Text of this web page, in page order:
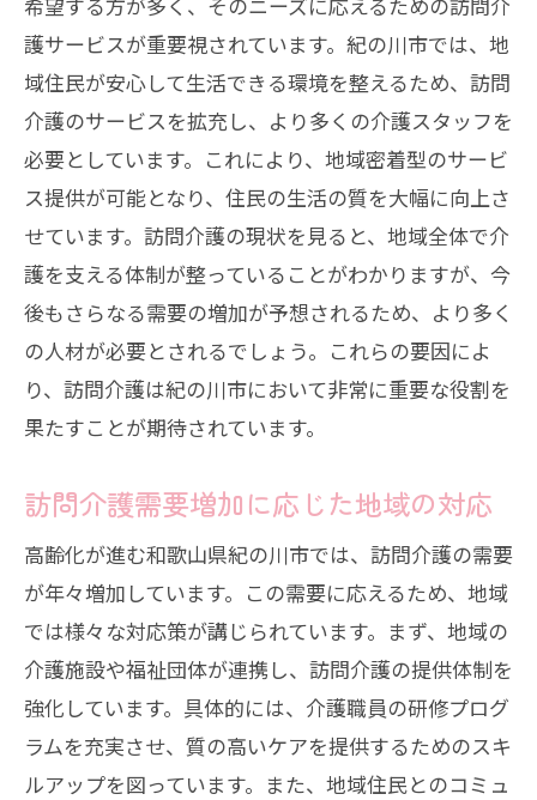
護サービスが重要視されています。紀の川市では、地
域住民が安心して生活できる環境を整えるため、訪問
介護のサービスを拡充し、より多くの介護スタッフを
必要としています。これにより、地域密着型のサービ
ス提供が可能となり、住民の生活の質を大幅に向上さ
せています。訪問介護の現状を見ると、地域全体で介
護を支える体制が整っていることがわかりますが、今
後もさらなる需要の増加が予想されるため、より多く
の人材が必要とされるでしょう。これらの要因によ
り、訪問介護は紀の川市において非常に重要な役割を
果たすことが期待されています。
訪問介護需要増加に応じた地域の対応
高齢化が進む和歌山県紀の川市では、訪問介護の需要
が年々増加しています。この需要に応えるため、地域
では様々な対応策が講じられています。まず、地域の
介護施設や福祉団体が連携し、訪問介護の提供体制を
強化しています。具体的には、介護職員の研修プログ
ラムを充実させ、質の高いケアを提供するためのスキ
ルアップを図っています。また、地域住民とのコミュ